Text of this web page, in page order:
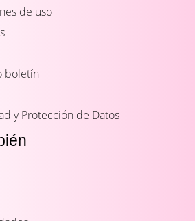
de uso
boletín
y Protección de Datos